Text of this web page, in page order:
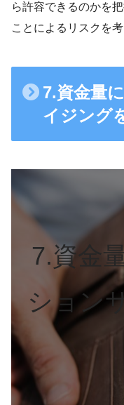
ら許容できるのかを
ことによるリスクを
7.資金量
イジング
7.資金
ション